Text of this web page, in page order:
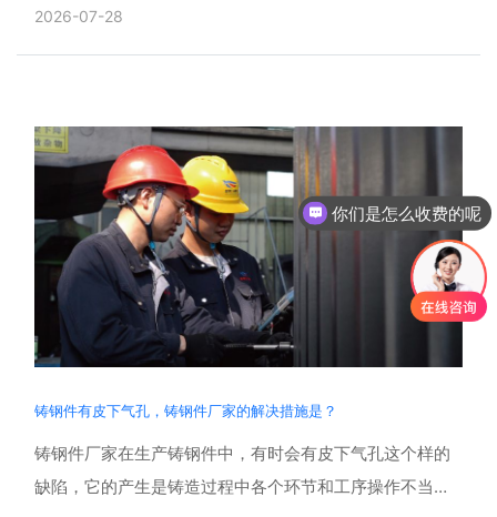
2026-07-28
铸钢件有皮下气孔，铸钢件厂家的解决措施是？
铸钢件厂家在生产铸钢件中，有时会有皮下气孔这个样的
缺陷，它的产生是铸造过程中各个环节和工序操作不当的
你们是怎么收费的呢